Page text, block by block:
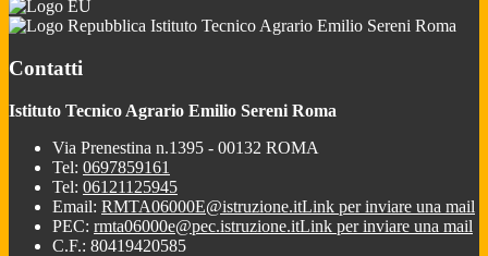
Istituto Tecnico Agrario Emilio Sereni Roma
Contatti
Istituto Tecnico Agrario Emilio Sereni Roma
Via Prenestina n.1395 - 00132 ROMA
Tel: 0697859161
Tel: 06121125945
Email: RMTA06000E@istruzione.itLink per inviare una mail
PEC: rmta06000e@pec.istruzione.itLink per inviare una mail
C.F.: 80419420585